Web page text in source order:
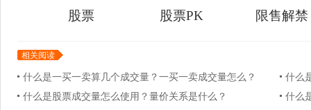
股票 股票PK 限售解禁
相关阅读
什么是一买一卖算几个成交量？一买一卖成交量怎么？
什么
什么是股票成交量怎么使用？量价关系是什么？
什么